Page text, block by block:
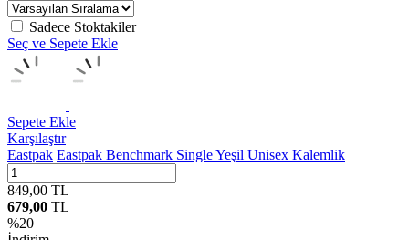
Sadece Stoktakiler
Seç ve Sepete Ekle
Sepete Ekle
Karşılaştır
Eastpak Eastpak Benchmark Single Yeşil Unisex Kalemlik
849,00 TL
679,00 TL
%20